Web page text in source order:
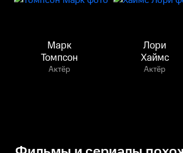
Марк
Томпсон
Актёр
Лори
Хаймс
Актёр